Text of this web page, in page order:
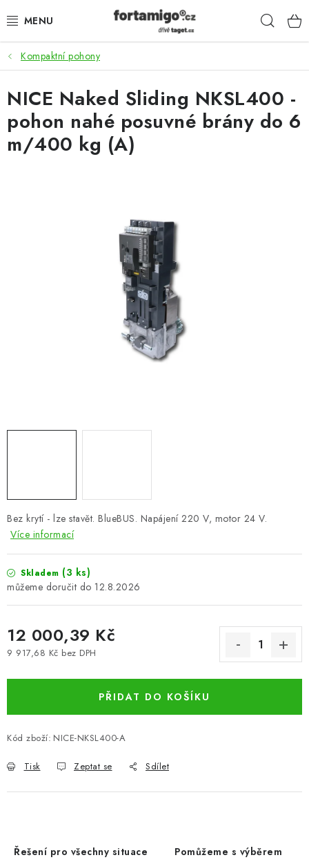
na
SADY - ZVÝHODNĚNÉ
POHONY
SAMONOSNÉ BRÁNY
KONSTRUKČNÍ PROFILY
VÝPLNĚ BRAN A PLOTŮ
HLINÍKOVÝ PLOTOVÝ SYSTÉM
Kontakt Technická podpora
Kompaktní pohony
Bez krytí - lze stavět. BlueBUS. Napájení 220 V, motor 24 V.
Více informací
Skladem (3 ks)
12.8.2026
12 000,39 Kč
9 917,68 Kč bez DPH
PŘIDAT DO KOŠÍKU
Kód zboží: NICE-NKSL400-A
Tisk Zeptat se Sdílet
NICE Naked Sliding NKSL400 -
pohon nahé posuvné brány do 6
m/400 kg (A)
Řešení pro všechny situace Pomůžeme s výběrem